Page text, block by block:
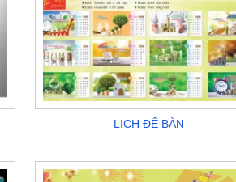
LỊCH ĐỂ BÀN